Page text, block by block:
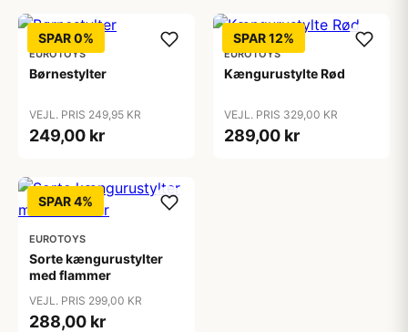
SPAR 0%
EUROTOYS
Børnestylter
VEJL. PRIS 249,95 KR
249,00 kr
SPAR 12%
EUROTOYS
Kængurustylte Rød
VEJL. PRIS 329,00 KR
289,00 kr
SPAR 4%
EUROTOYS
Sorte kængurustylter
med flammer
VEJL. PRIS 299,00 KR
288,00 kr